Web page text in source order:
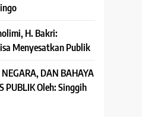
H. Bakri:
Menyesatkan Publik
DAN BAHAYA
PUBLIK Oleh: Singgih